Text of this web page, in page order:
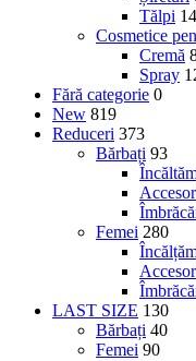
Tălpi 14
Cosmetice
Cremă
Spray
Fără categorie 0
New 819
Reduceri 373
Bărbați 93
Femei 280
LAST SIZE 130
Bărbați 40
Femei 90